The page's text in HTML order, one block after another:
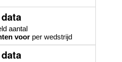
aantal
voor per wedstrijd